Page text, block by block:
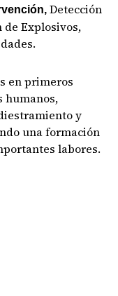
Detección
de Explosivos,
en primeros
humanos,
y
una formación
labores.